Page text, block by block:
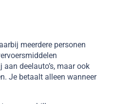
meerdere personen
deelauto’s, maar ook
Je betaalt alleen wanneer